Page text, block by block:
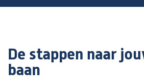
De stappen naar
baan